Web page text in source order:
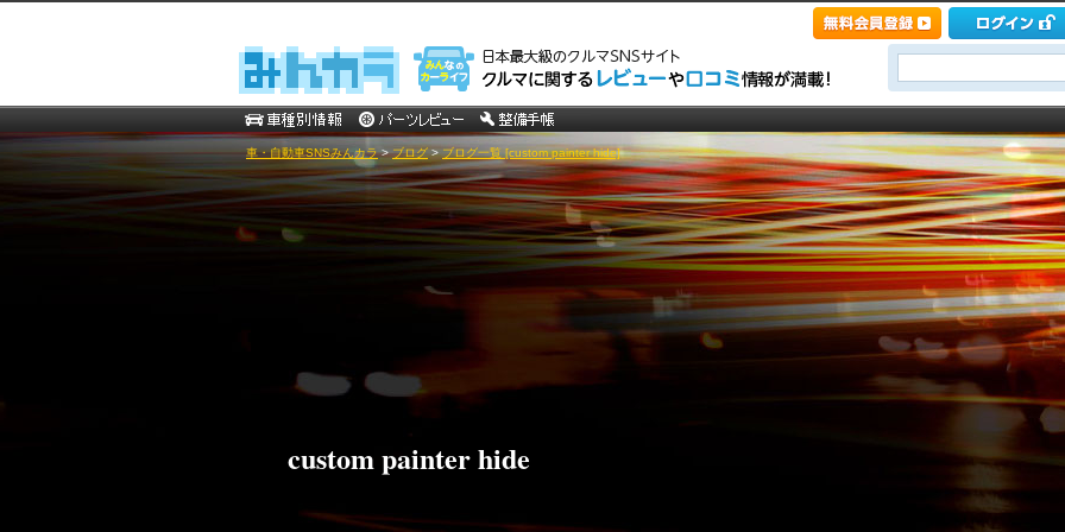
車・自動車SNSみんカラ>ブログ>ブログ一覧 [custom painter hide]
custom painter hide